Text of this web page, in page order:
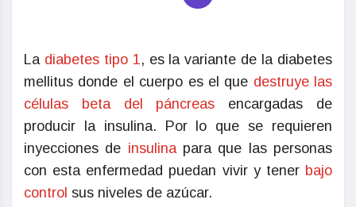
Ladiabetes tipo 1, es la variante de la diabetes
mellitus donde el cuerpo es el que destruye las
células beta del páncreas encargadas de
producir la insulina. Por lo que se requieren
inyecciones de insulina para que las personas
con esta enfermedad puedan vivir y tenerbajo
control sus niveles de azúcar.